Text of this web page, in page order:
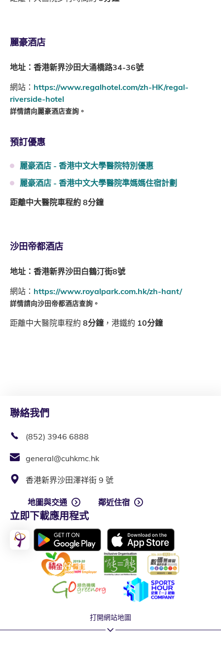
麗豪酒店
地址：香港新界沙田大涌橋路34-36號
網站： https://www.regalhotel.com/zh-HK/regal-
riverside-hotel
詳情請向麗豪酒店查詢。
預訂優惠
麗豪酒店 - 香港中文大學醫院特別優惠
麗豪酒店 - 香港中文大學醫院準媽媽住宿計劃
距離中大醫院車程約 8分鐘
沙田帝都酒店
地址：香港新界沙田白鶴汀街8號
網站： https://www.royalpark.com.hk/zh-hant/
詳情請向沙田帝都酒店查詢。
距離中大醫院車程約 8分鐘，港鐵約 10分鐘
聯絡我們
(852) 3946 6888
general@cuhkmc.hk
香港新界沙田澤祥街 9 號
地圖與交通 鄰近住宿
立即下載應用程式
打開網站地圖